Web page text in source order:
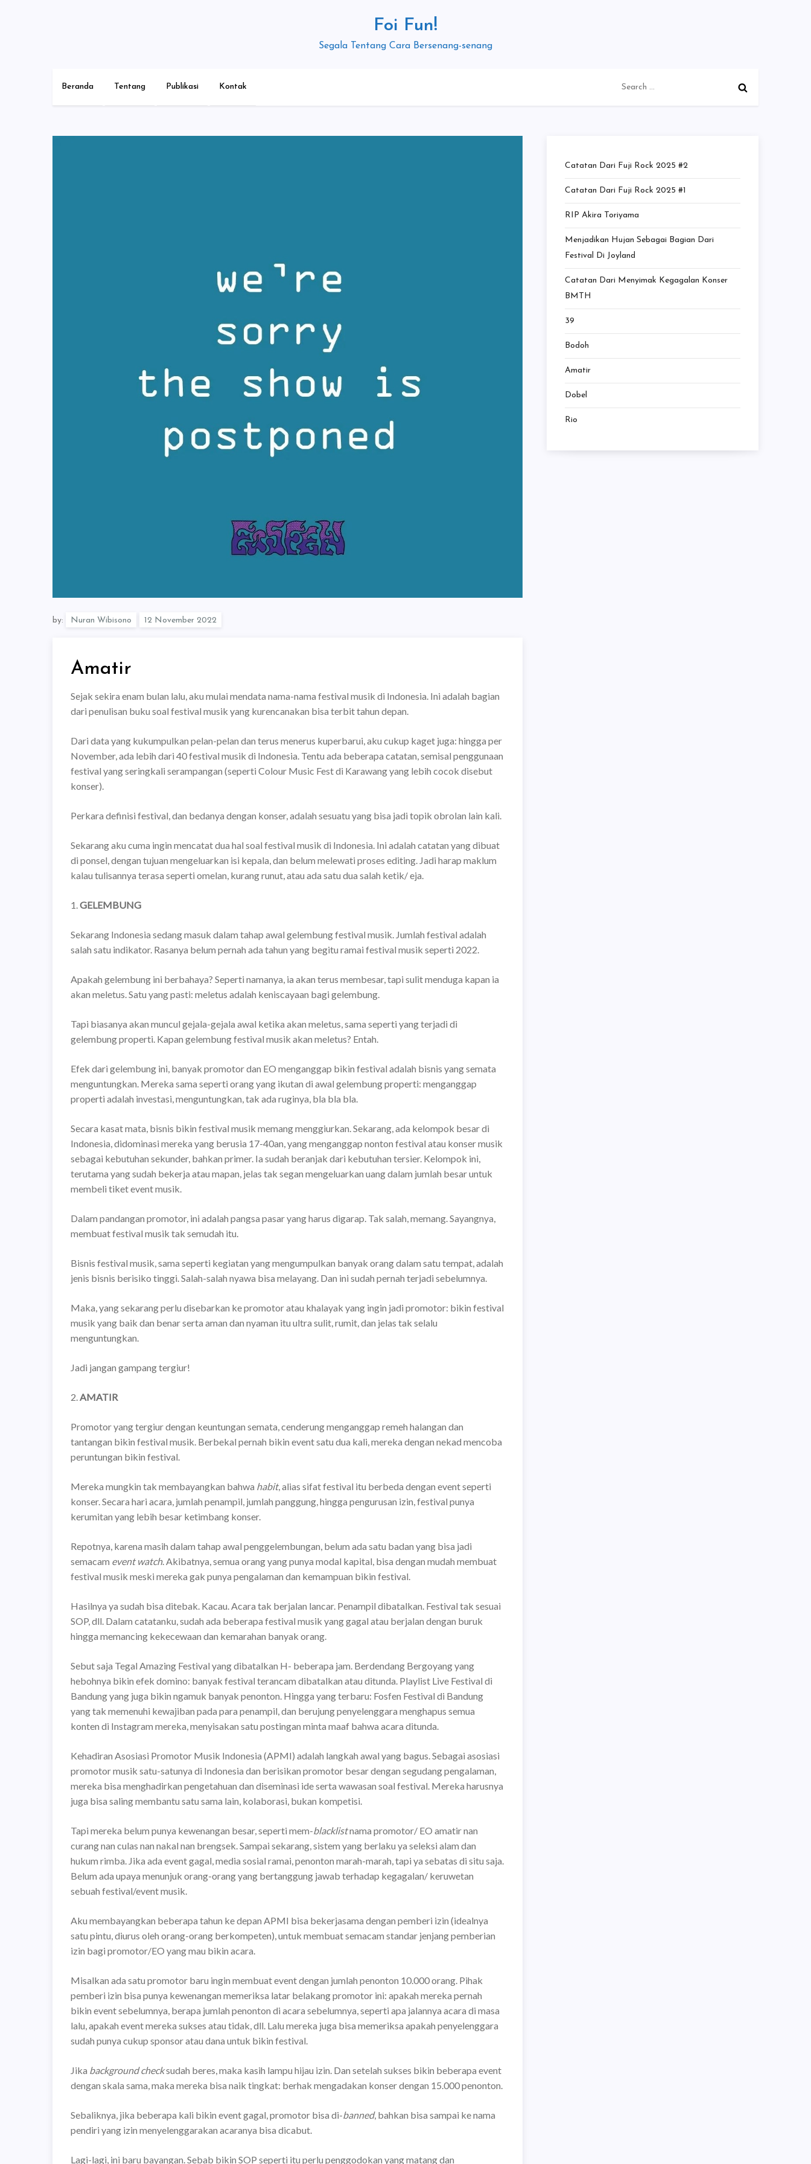
Foi Fun!
Segala Tentang Cara Bersenang-senang
Beranda Tentang Publikasi Kontak
for:
by: Nuran Wibisono
Amatir
Sejak sekira enam bulan lalu, aku mulai mendata nama-nama festival musik di Indonesia. Ini adalah bagian
dari penulisan buku soal festival musik yang kurencanakan bisa terbit tahun depan.
Dari data yang kukumpulkan pelan-pelan dan terus menerus kuperbarui, aku cukup kaget juga: hingga per
November, ada lebih dari 40 festival musik di Indonesia. Tentu ada beberapa catatan, semisal penggunaan
festival yang seringkali serampangan (seperti Colour Music Fest di Karawang yang lebih cocok disebut
konser).
Perkara definisi festival, dan bedanya dengan konser, adalah sesuatu yang bisa jadi topik obrolan lain kali.
Sekarang aku cuma ingin mencatat dua hal soal festival musik di Indonesia. Ini adalah catatan yang dibuat
di ponsel, dengan tujuan mengeluarkan isi kepala, dan belum melewati proses editing. Jadi harap maklum
kalau tulisannya terasa seperti omelan, kurang runut, atau ada satu dua salah ketik/ eja.
1. GELEMBUNG
Sekarang Indonesia sedang masuk dalam tahap awal gelembung festival musik. Jumlah festival adalah
salah satu indikator. Rasanya belum pernah ada tahun yang begitu ramai festival musik seperti 2022.
Apakah gelembung ini berbahaya? Seperti namanya, ia akan terus membesar, tapi sulit menduga kapan ia
akan meletus. Satu yang pasti: meletus adalah keniscayaan bagi gelembung.
Tapi biasanya akan muncul gejala-gejala awal ketika akan meletus, sama seperti yang terjadi di
gelembung properti. Kapan gelembung festival musik akan meletus? Entah.
Efek dari gelembung ini, banyak promotor dan EO menganggap bikin festival adalah bisnis yang semata
menguntungkan. Mereka sama seperti orang yang ikutan di awal gelembung properti: menganggap
properti adalah investasi, menguntungkan, tak ada ruginya, bla bla bla.
Secara kasat mata, bisnis bikin festival musik memang menggiurkan. Sekarang, ada kelompok besar di
Indonesia, didominasi mereka yang berusia 17-40an, yang menganggap nonton festival atau konser musik
sebagai kebutuhan sekunder, bahkan primer. Ia sudah beranjak dari kebutuhan tersier. Kelompok ini,
terutama yang sudah bekerja atau mapan, jelas tak segan mengeluarkan uang dalam jumlah besar untuk
membeli tiket event musik.
Dalam pandangan promotor, ini adalah pangsa pasar yang harus digarap. Tak salah, memang. Sayangnya,
membuat festival musik tak semudah itu.
Bisnis festival musik, sama seperti kegiatan yang mengumpulkan banyak orang dalam satu tempat, adalah
jenis bisnis berisiko tinggi. Salah-salah nyawa bisa melayang. Dan ini sudah pernah terjadi sebelumnya.
Maka, yang sekarang perlu disebarkan ke promotor atau khalayak yang ingin jadi promotor: bikin festival
musik yang baik dan benar serta aman dan nyaman itu ultra sulit, rumit, dan jelas tak selalu
menguntungkan.
Jadi jangan gampang tergiur!
2. AMATIR
Promotor yang tergiur dengan keuntungan semata, cenderung menganggap remeh halangan dan
tantangan bikin festival musik. Berbekal pernah bikin event satu dua kali, mereka dengan nekad mencoba
peruntungan bikin festival.
Mereka mungkin tak membayangkan bahwa habit, alias sifat festival itu berbeda dengan event seperti
konser. Secara hari acara, jumlah penampil, jumlah panggung, hingga pengurusan izin, festival punya
kerumitan yang lebih besar ketimbang konser.
Repotnya, karena masih dalam tahap awal penggelembungan, belum ada satu badan yang bisa jadi
semacam event watch. Akibatnya, semua orang yang punya modal kapital, bisa dengan mudah membuat
festival musik meski mereka gak punya pengalaman dan kemampuan bikin festival.
Hasilnya ya sudah bisa ditebak. Kacau. Acara tak berjalan lancar. Penampil dibatalkan. Festival tak sesuai
SOP, dll. Dalam catatanku, sudah ada beberapa festival musik yang gagal atau berjalan dengan buruk
hingga memancing kekecewaan dan kemarahan banyak orang.
Sebut saja Tegal Amazing Festival yang dibatalkan H- beberapa jam. Berdendang Bergoyang yang
hebohnya bikin efek domino: banyak festival terancam dibatalkan atau ditunda. Playlist Live Festival di
Bandung yang juga bikin ngamuk banyak penonton. Hingga yang terbaru: Fosfen Festival di Bandung
yang tak memenuhi kewajiban pada para penampil, dan berujung penyelenggara menghapus semua
konten di Instagram mereka, menyisakan satu postingan minta maaf bahwa acara ditunda.
Kehadiran Asosiasi Promotor Musik Indonesia (APMI) adalah langkah awal yang bagus. Sebagai asosiasi
promotor musik satu-satunya di Indonesia dan berisikan promotor besar dengan segudang pengalaman,
mereka bisa menghadirkan pengetahuan dan diseminasi ide serta wawasan soal festival. Mereka harusnya
juga bisa saling membantu satu sama lain, kolaborasi, bukan kompetisi.
Tapi mereka belum punya kewenangan besar, seperti mem-blacklistnama promotor/ EO amatir nan
curang nan culas nan nakal nan brengsek. Sampai sekarang, sistem yang berlaku ya seleksi alam dan
hukum rimba. Jika ada event gagal, media sosial ramai, penonton marah-marah, tapi ya sebatas di situ saja.
Belum ada upaya menunjuk orang-orang yang bertanggung jawab terhadap kegagalan/ keruwetan
sebuah festival/event musik.
Aku membayangkan beberapa tahun ke depan APMI bisa bekerjasama dengan pemberi izin (idealnya
satu pintu, diurus oleh orang-orang berkompeten), untuk membuat semacam standar jenjang pemberian
izin bagi promotor/EO yang mau bikin acara.
Misalkan ada satu promotor baru ingin membuat event dengan jumlah penonton 10.000 orang. Pihak
pemberi izin bisa punya kewenangan memeriksa latar belakang promotor ini: apakah mereka pernah
bikin event sebelumnya, berapa jumlah penonton di acara sebelumnya, seperti apa jalannya acara di masa
lalu, apakah event mereka sukses atau tidak, dll. Lalu mereka juga bisa memeriksa apakah penyelenggara
sudah punya cukup sponsor atau dana untuk bikin festival.
Jika background checksudah beres, maka kasih lampu hijau izin. Dan setelah sukses bikin beberapa event
dengan skala sama, maka mereka bisa naik tingkat: berhak mengadakan konser dengan 15.000 penonton.
Sebaliknya, jika beberapa kali bikin event gagal, promotor bisa di-banned, bahkan bisa sampai ke nama
pendiri yang izin menyelenggarakan acaranya bisa dicabut.
Lagi-lagi, ini baru bayangan. Sebab bikin SOP seperti itu perlu penggodokan yang matang dan
Catatan Dari Fuji Rock 2025 #2
Catatan Dari Fuji Rock 2025 #1
RIP Akira Toriyama
Menjadikan Hujan Sebagai Bagian Dari
Festival Di Joyland
Catatan Dari Menyimak Kegagalan Konser
BMTH
39
Bodoh
Amatir
Dobel
Rio